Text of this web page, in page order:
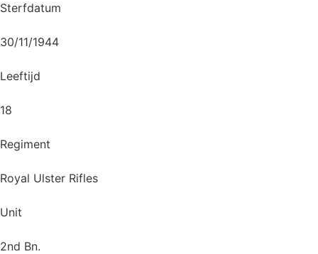
Sterfdatum
30/11/1944
Leeftijd
18
Regiment
Royal Ulster Rifles
Unit
2nd Bn.